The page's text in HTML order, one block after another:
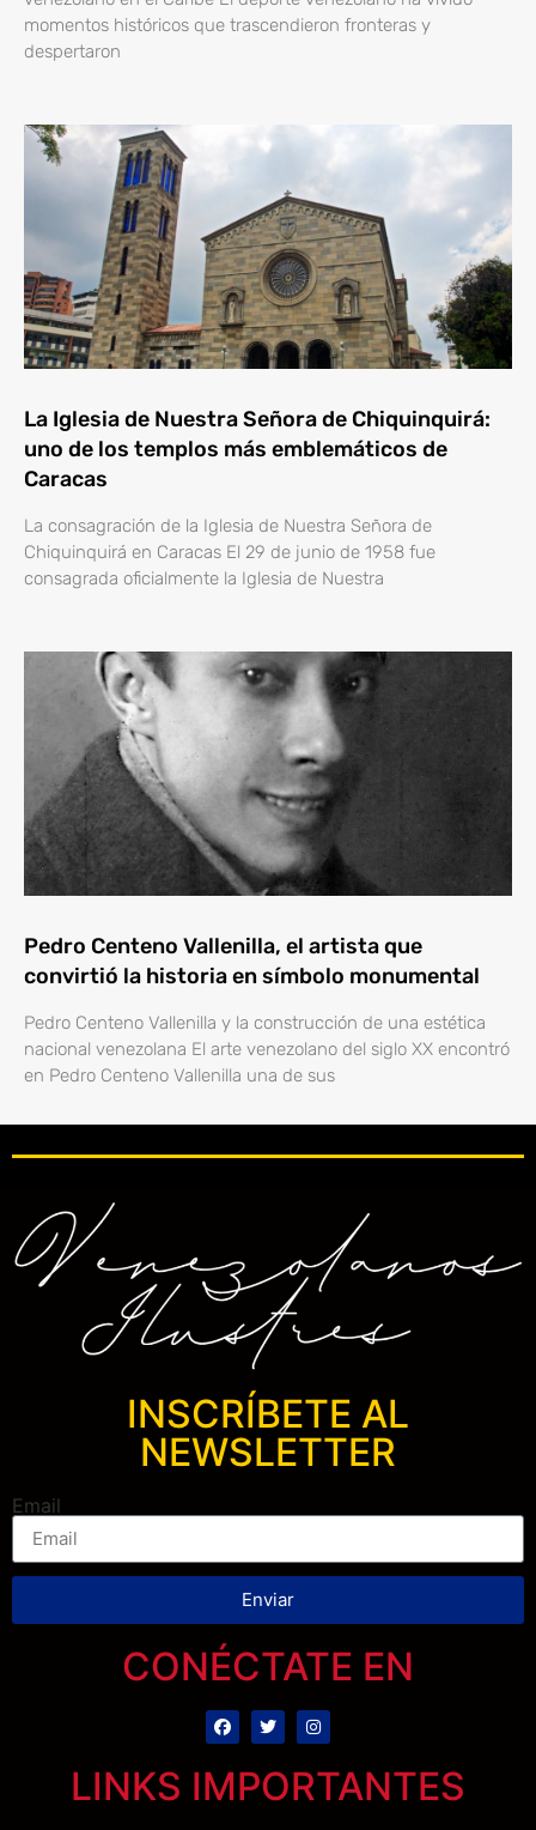
momentos históricos que trascendieron fronteras y
despertaron
La Iglesia de Nuestra Señora de Chiquinquirá:
uno de los templos más emblemáticos de
Caracas
La consagración de la Iglesia de Nuestra Señora de
Chiquinquirá en Caracas El 29 de junio de 1958 fue
consagrada oficialmente la Iglesia de Nuestra
Pedro Centeno Vallenilla, el artista que
convirtió la historia en símbolo monumental
Pedro Centeno Vallenilla y la construcción de una estética
nacional venezolana El arte venezolano del siglo XX encontró
en Pedro Centeno Vallenilla una de sus
INSCRÍBETE AL
NEWSLETTER
Email
Enviar
CONÉCTATE EN
LINKS IMPORTANTES